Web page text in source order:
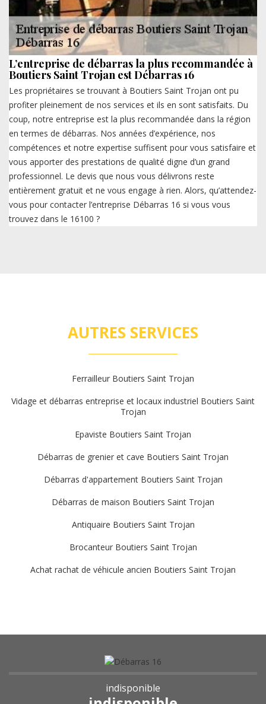
L’entreprise de débarras la plus recommandée à
Boutiers Saint Trojan est Débarras 16
Les propriétaires se trouvant à Boutiers Saint Trojan ont pu
profiter pleinement de nos services et ils en sont satisfaits. Du
coup, notre entreprise est la plus recommandée dans la région
en termes de débarras. Nos années d’expérience, nos
compétences et notre expertise suffisent pour vous satisfaire et
vous apporter des prestations de qualité digne d’un grand
professionnel. Le devis que nous vous délivrons reste
entièrement gratuit et ne vous engage à rien. Alors, qu’attendez-
vous pour contacter l’entreprise Débarras 16 si vous vous
trouvez dans le 16100 ?
AUTRES SERVICES
Ferrailleur Boutiers Saint Trojan
Vidage et débarras entreprise et locaux industriel Boutiers Saint
Trojan
Epaviste Boutiers Saint Trojan
Débarras de grenier et cave Boutiers Saint Trojan
Débarras d'appartement Boutiers Saint Trojan
Débarras de maison Boutiers Saint Trojan
Antiquaire Boutiers Saint Trojan
Brocanteur Boutiers Saint Trojan
Achat rachat de véhicule ancien Boutiers Saint Trojan
indisponible